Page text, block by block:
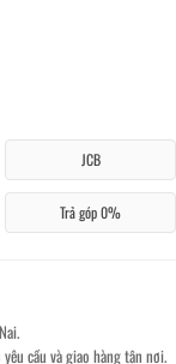
JCB
Trả góp 0%
cầu và giao hàng tận nơi.